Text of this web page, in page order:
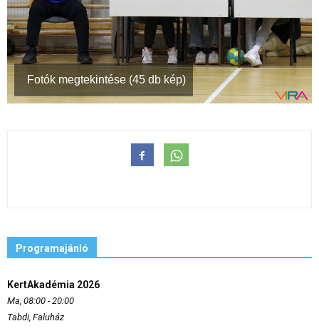
Fotók megtekintése (45 db kép)
Programajánló
KertAkadémia 2026
Ma, 08:00 - 20:00
Tabdi, Faluház